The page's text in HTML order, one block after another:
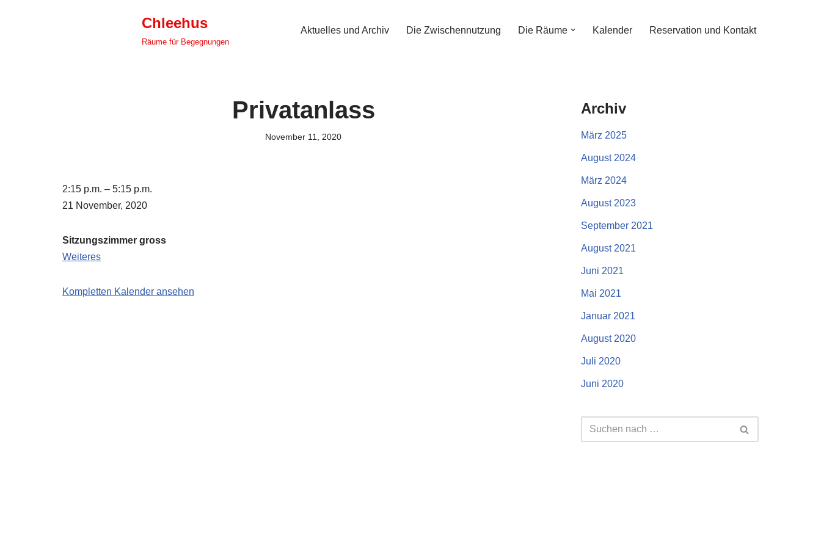
Chleehus
Räume für Begegnungen
Aktuelles und Archiv Die Zwischennutzung Die Räume Kalender Reservation und Kontakt
Privatanlass
November 11, 2020
2:15 p.m. – 5:15 p.m.
21 November, 2020
Sitzungszimmer gross
Weiteres
Kompletten Kalender ansehen
Archiv
März 2025
August 2024
März 2024
August 2023
September 2021
August 2021
Juni 2021
Mai 2021
Januar 2021
August 2020
Juli 2020
Juni 2020